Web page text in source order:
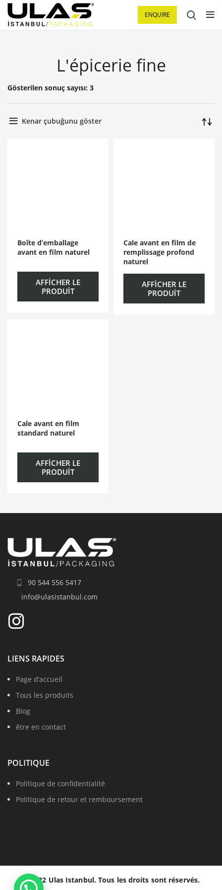
ENQUIRE
L'épicerie fine
Gösterilen sonuç sayısı: 3
Kenar çubuğunu göster
Boîte d’emballage
avant en film naturel
AFFICHER LE
PRODUIT
Cale avant en film de
remplissage profond
naturel
AFFICHER LE
PRODUIT
Cale avant en film
standard naturel
AFFICHER LE
PRODUIT
90 544 556 5417
info@ulasistanbul.com
LIENS RAPIDES
Page d’accueil
Tous les produits
Blog
être en contact
POLITIQUE
Politique de confidentialité
Politique de retour et remboursement
© 2022 Ulas Istanbul. Tous les droits sont réservés.